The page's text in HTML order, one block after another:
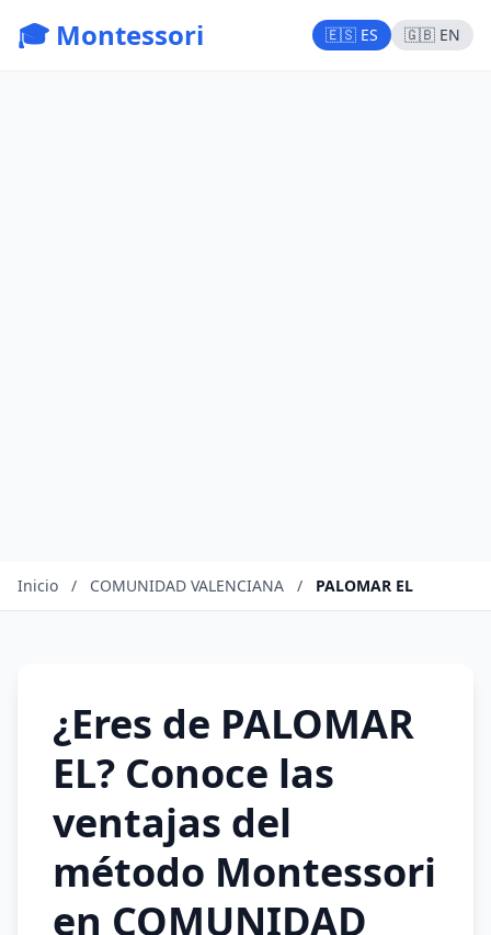
🎓 Montessori 🇪🇸 ES 🇬🇧 EN
Inicio / COMUNIDAD VALENCIANA / PALOMAR EL
¿Eres de PALOMAR
EL? Conoce las
ventajas del
método Montessori
en COMUNIDAD